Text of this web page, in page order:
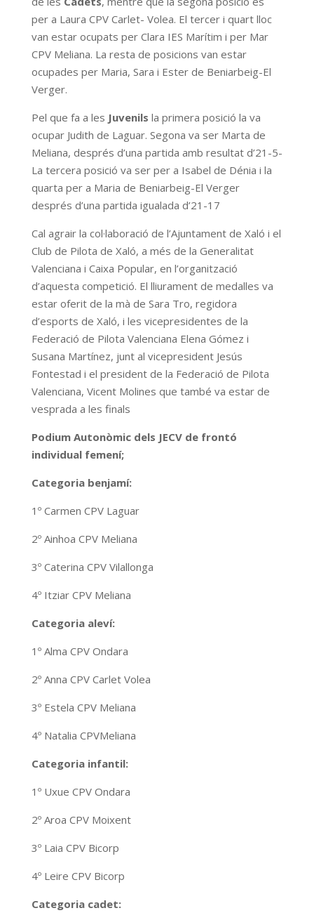
per a Laura CPV Carlet- Volea. El tercer i quart lloc
van estar ocupats per Clara IES Marítim i per Mar
CPV Meliana. La resta de posicions van estar
ocupades per Maria, Sara i Ester de Beniarbeig-El
Verger.
Pel que fa a les Juvenils la primera posició la va
ocupar Judith de Laguar. Segona va ser Marta de
Meliana, després d’una partida amb resultat d’21-5-
La tercera posició va ser per a Isabel de Dénia i la
quarta per a Maria de Beniarbeig-El Verger
després d’una partida igualada d’21-17
Cal agrair la col·laboració de l’Ajuntament de Xaló i el
Club de Pilota de Xaló, a més de la Generalitat
Valenciana i Caixa Popular, en l’organització
d’aquesta competició. El lliurament de medalles va
estar oferit de la mà de Sara Tro, regidora
d’esports de Xaló, i les vicepresidentes de la
Federació de Pilota Valenciana Elena Gómez i
Susana Martínez, junt al vicepresident Jesús
Fontestad i el president de la Federació de Pilota
Valenciana, Vicent Molines que també va estar de
vesprada a les finals
Podium Autonòmic dels JECV de frontó
individual femení;
Categoria benjamí:
1º Carmen CPV Laguar
2º Ainhoa CPV Meliana
3º Caterina CPV Vilallonga
4º Itziar CPV Meliana
Categoria aleví:
1º Alma CPV Ondara
2º Anna CPV Carlet Volea
3º Estela CPV Meliana
4º Natalia CPVMeliana
Categoria infantil:
1º Uxue CPV Ondara
2º Aroa CPV Moixent
3º Laia CPV Bicorp
4º Leire CPV Bicorp
Categoria cadet: